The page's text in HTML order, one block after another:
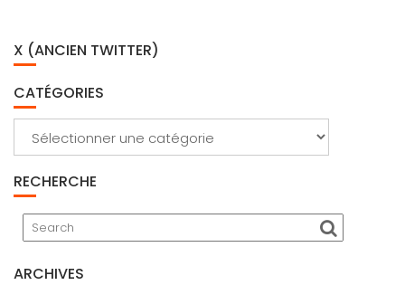
X (ANCIEN TWITTER)
CATÉGORIES
RECHERCHE
ARCHIVES